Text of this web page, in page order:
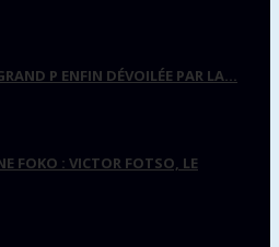
P ENFIN DÉVOILÉE PAR LA...
FOKO : VICTOR FOTSO, LE